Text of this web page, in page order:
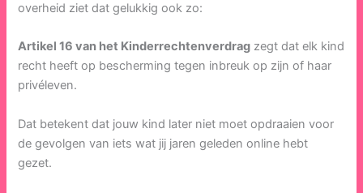
overheid ziet dat gelukkig ook zo:
Artikel 16 van het Kinderrechtenverdrag zegt dat elk kind
recht heeft op bescherming tegen inbreuk op zijn of haar
privéleven.
Dat betekent dat jouw kind later niet moet opdraaien voor
de gevolgen van iets wat jij jaren geleden online hebt
gezet.